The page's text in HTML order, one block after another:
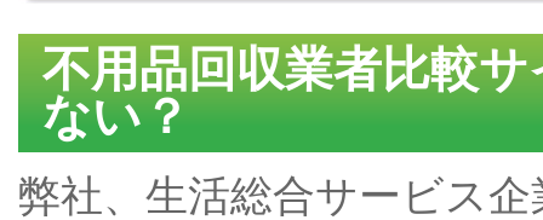
不用品回収業者比較
ない？
弊社、生活総合サービス